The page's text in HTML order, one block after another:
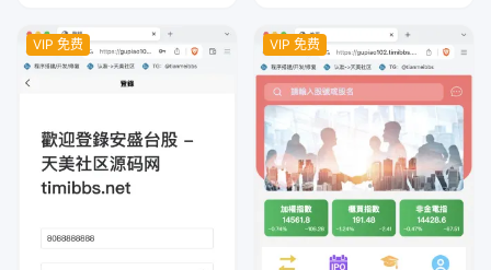
人/pc端wap端uniapp纯源
码+后端PHP
VIP 免费 VIP 免费